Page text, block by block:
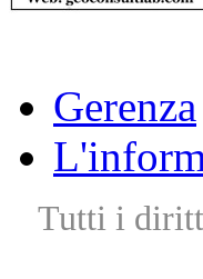
Gerenza
Tutti i